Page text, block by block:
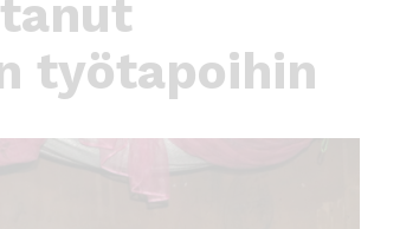
työtapoihin